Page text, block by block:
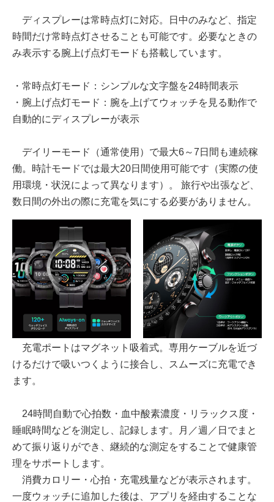
ディスプレーは常時点灯に対応。日中のみなど、指定
時間だけ常時点灯させることも可能です。必要なときの
み表示する腕上げ点灯モードも搭載しています。
・常時点灯モード：シンプルな文字盤を24時間表示
・腕上げ点灯モード：腕を上げてウォッチを見る動作で
自動的にディスプレーが表示
デイリーモード（通常使用）で最大6～7日間も連続稼
働。時計モードでは最大20日間使用可能です（実際の使
用環境・状況によって異なります）。 旅行や出張など、
数日間の外出の際に充電を気にする必要がありません。
充電ポートはマグネット吸着式。専用ケーブルを近づ
けるだけで吸いつくように接合し、スムーズに充電でき
ます。
24時間自動で心拍数・血中酸素濃度・リラックス度・
睡眠時間などを測定し、記録します。月／週／日でまと
めて振り返りができ、継続的な測定をすることで健康管
理をサポートします。
消費カロリー・心拍・充電残量などが表示されます。
一度ウォッチに追加した後は、アプリを経由することな